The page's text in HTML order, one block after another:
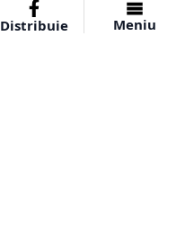
Distribuie Meniu